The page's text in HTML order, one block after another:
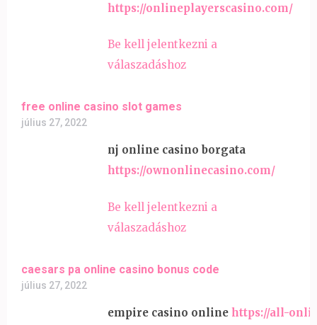
https://onlineplayerscasino.com/
Be kell jelentkezni a
válaszadáshoz
free online casino slot games
július 27, 2022
nj online casino borgata
https://ownonlinecasino.com/
Be kell jelentkezni a
válaszadáshoz
caesars pa online casino bonus code
július 27, 2022
empire casino online https://all-